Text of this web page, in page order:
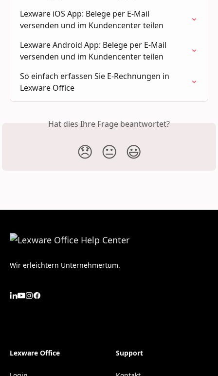
Lexware iOS App: Belege per E-Mail
versenden und im Kundencenter teilen
Lexware Android App: Belege per E-Mail
versenden und im Kundencenter teilen
So einfach erfassen Sie E-Rechnungen in
Lexware Office
Hat dies Ihre Frage beantwortet?
😞 😐 😃
Wir erleichtern Unternehmertum.
Lexware Office Support